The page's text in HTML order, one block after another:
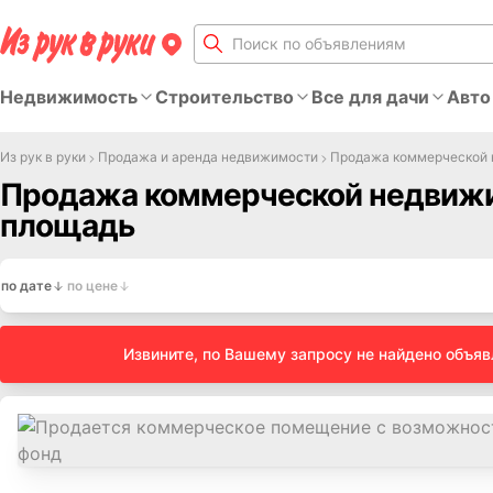
Недвижимость Строительство Все для дачи
Из рук в руки Продажа и аренда недвижимости Продажа коммерческой
Продажа коммерческой
площадь
по дате по цене
Извините, по Вашему запросу не найдено